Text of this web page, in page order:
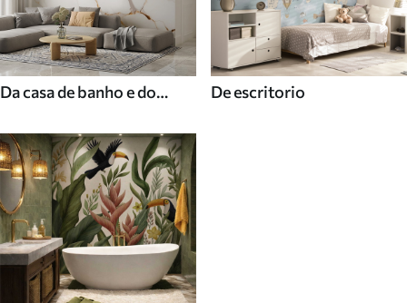
Da casa de banho e do
De escritorio